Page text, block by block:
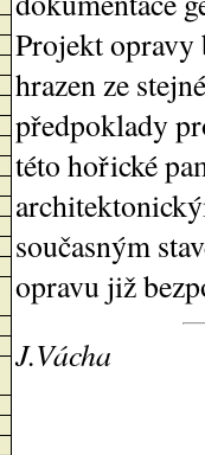
Projekt opravy
hrazen ze
předpoklady
této hořické
současným
opravu již
J.Vácha